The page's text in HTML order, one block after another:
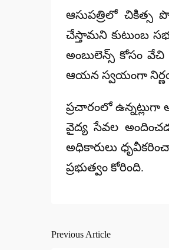
ఆసుపత్రిలో చికిత్స
చేస్తామని కుటుంబ
అంబులెన్స్ కోసం వేచి
ఆయన స్వయంగా
ప్రచారంలో
వైద్య సేవల
అధికారులు
ప్రభుత్వం కోరింది.
Post
Previous Article